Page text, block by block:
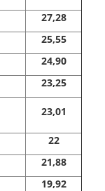
27,28
25,55
24,90
23,25
23,01
22
21,88
19,92